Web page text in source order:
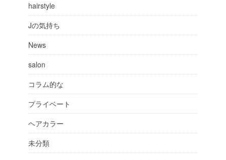
hairstyle
Jの気持ち
News
salon
コラム的な
プライベート
ヘアカラー
未分類